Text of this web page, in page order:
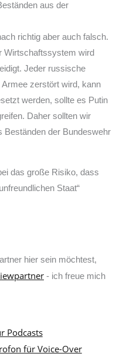
aus der
richtig aber auch falsch.
Wirtschaftssystem wird
Jeder russische
zerstört wird, kann
werden, sollte es Putin
Daher sollten wir
Beständen der Bundeswehr
das große Risiko, dass
Staat“
hier sein möchtest,
- ich freue mich
Podcasts
für Voice-Over